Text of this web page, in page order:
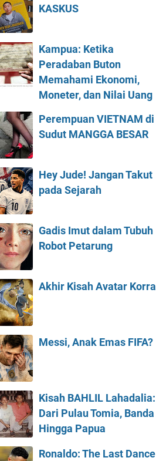
KASKUS
Kampua: Ketika
Peradaban Buton
Memahami Ekonomi,
Moneter, dan Nilai Uang
Perempuan VIETNAM di
Sudut MANGGA BESAR
Hey Jude! Jangan Takut
pada Sejarah
Gadis Imut dalam Tubuh
Robot Petarung
Akhir Kisah Avatar Korra
Messi, Anak Emas FIFA?
Kisah BAHLIL Lahadalia:
Dari Pulau Tomia, Banda
Hingga Papua
Ronaldo: The Last Dance